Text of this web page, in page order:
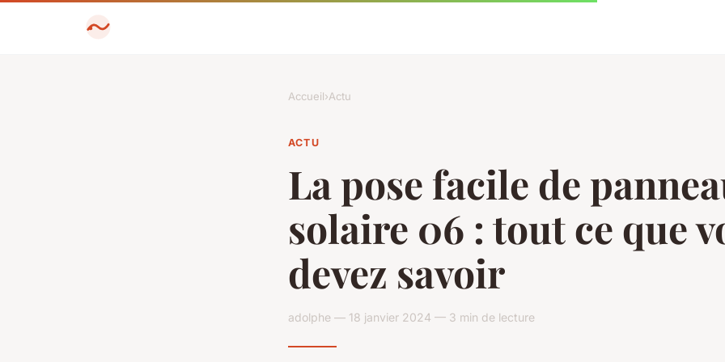
Accueil›Actu
ACTU
La pose facile de
solaire 06 : tout ce que
devez savoir
adolphe — 18 janvier 2024 — 3 min de lecture